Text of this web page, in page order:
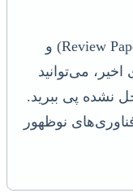
با مطالعه دقیق مقالات مروری (Review Papers) و
می‌توانید
نشده پی ببرید.
نوظهور